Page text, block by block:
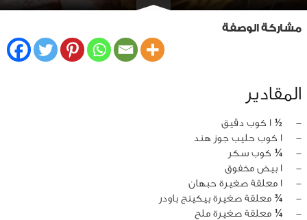
مشاركة الوصفة
المقادير
‏-
½ 1 كوب دقيق
‏-
1 كوب حليب جوز هند
‏-
¼ كوب سكر
‏-
1 بيض مخفوق
‏-
1 معلقة صغيرة حبهان
‏-
¾ معلقة صغيرة بيكينج باودر
‏-
¼ معلقة صغيرة ملح